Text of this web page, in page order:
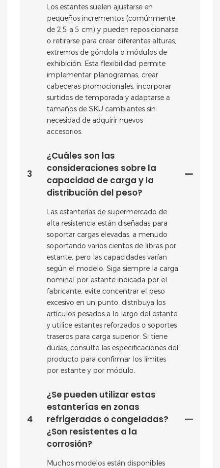
Los estantes suelen ajustarse en
pequeños incrementos (comúnmente
de 2,5 a 5 cm) y pueden reposicionarse
o retirarse para crear diferentes alturas,
extremos de góndola o módulos de
exhibición. Esta flexibilidad permite
implementar planogramas, crear
cabeceras promocionales, incorporar
surtidos de temporada y adaptarse a
tamaños de SKU cambiantes sin
necesidad de adquirir nuevos
accesorios.
3
¿Cuáles son las
consideraciones sobre la
capacidad de carga y la
distribución del peso?
Las estanterías de supermercado de
alta resistencia están diseñadas para
soportar cargas elevadas, a menudo
soportando varios cientos de libras por
estante, pero las capacidades varían
según el modelo. Siga siempre la carga
nominal por estante indicada por el
fabricante, evite concentrar el peso
excesivo en un punto, distribuya los
artículos pesados ​​a lo largo del estante
y utilice estantes reforzados o soportes
traseros para carga superior. Si tiene
dudas, consulte las especificaciones del
producto para confirmar los límites
por estante y por módulo.
4
¿Se pueden utilizar estas
estanterías en zonas
refrigeradas o congeladas?
¿Son resistentes a la
corrosión?
Muchos modelos están disponibles